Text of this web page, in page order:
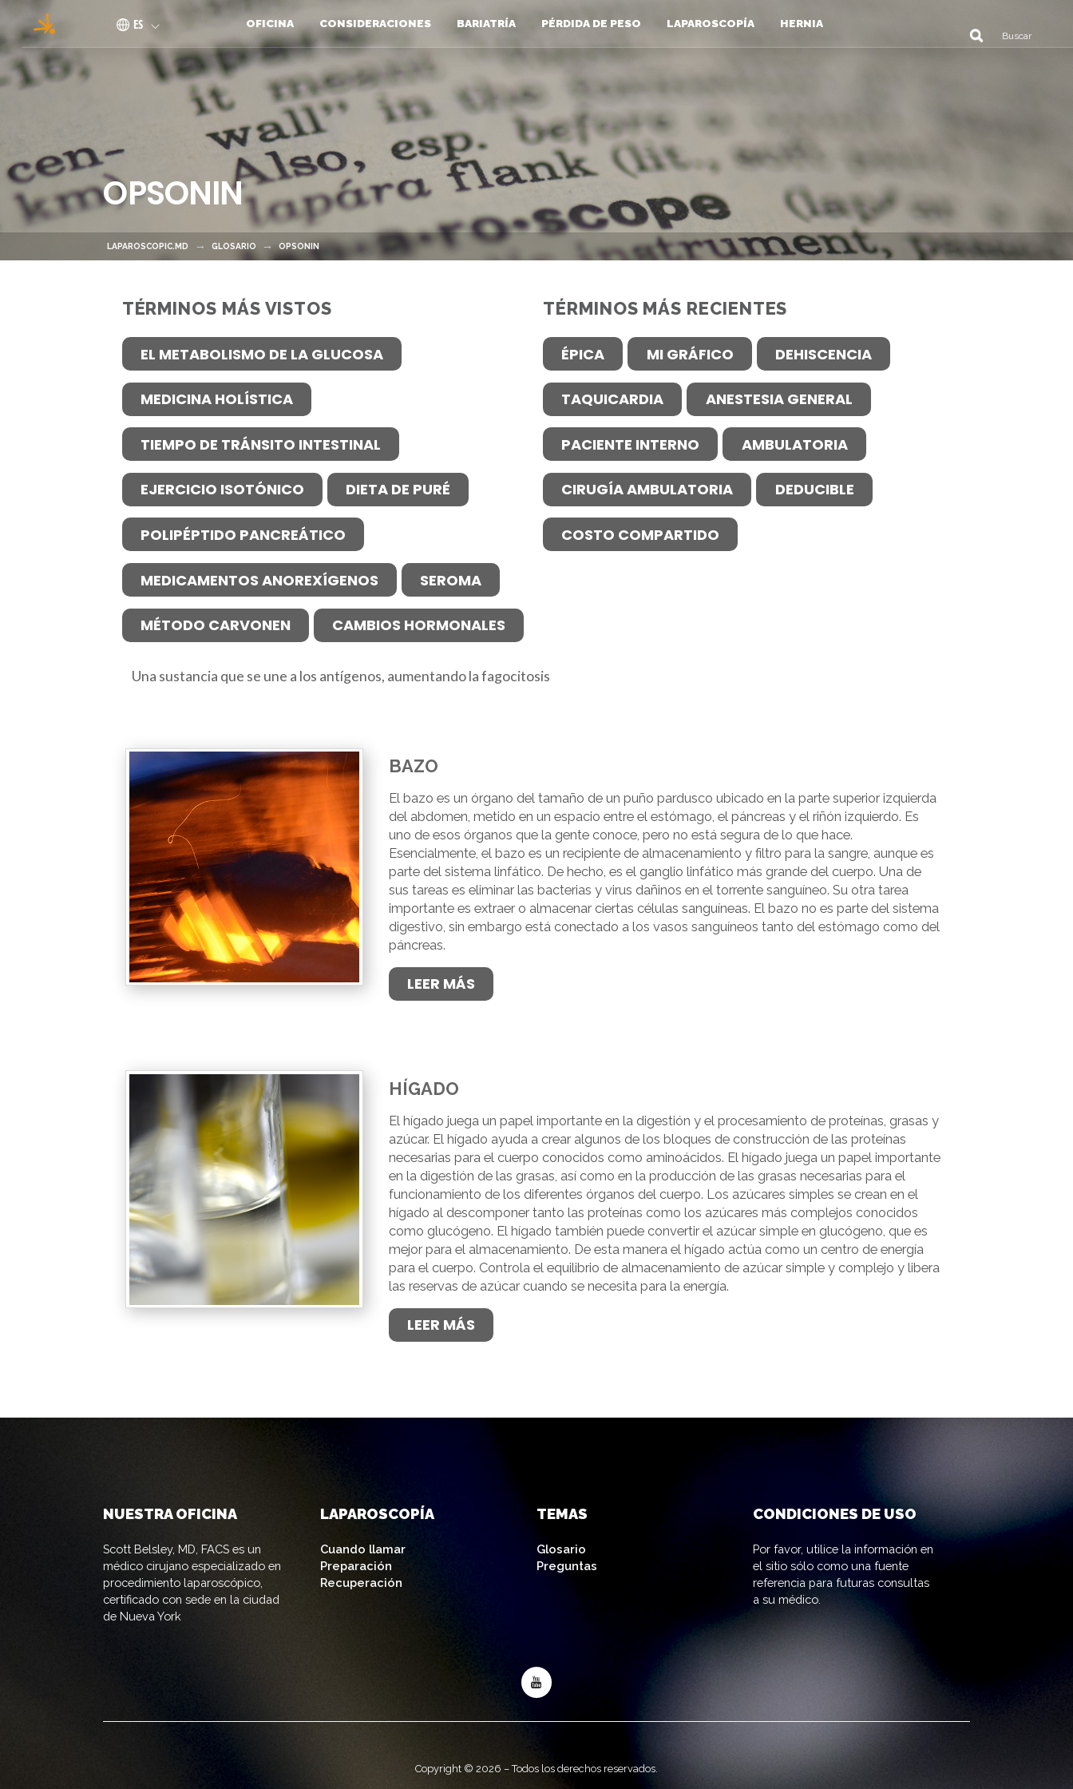
Pasar al contenido principal
ES OFICINA CONSIDERACIONES BARIATRÍA PÉRDIDA DE PESO LAPAROSCOPÍA HERNIA
OPSONIN
LAPAROSCOPIC.MD GLOSARIO OPSONIN
TÉRMINOS MÁS VISTOS
EL METABOLISMO DE LA GLUCOSA
MEDICINA HOLÍSTICA
TIEMPO DE TRÁNSITO INTESTINAL
EJERCICIO ISOTÓNICO DIETA DE PURÉ
POLIPÉPTIDO PANCREÁTICO
MEDICAMENTOS ANOREXÍGENOS SEROMA
MÉTODO CARVONEN CAMBIOS HORMONALES
TÉRMINOS MÁS RECIENTES
ÉPICA MI GRÁFICO DEHISCENCIA
TAQUICARDIA ANESTESIA GENERAL
PACIENTE INTERNO AMBULATORIA
CIRUGÍA AMBULATORIA DEDUCIBLE
COSTO COMPARTIDO
Una sustancia que se une a los antígenos, aumentando la fagocitosis
BAZO
El bazo es un órgano del tamaño de un puño pardusco ubicado en la parte superior izquierda
del abdomen, metido en un espacio entre el estómago, el páncreas y el riñón izquierdo. Es
uno de esos órganos que la gente conoce, pero no está segura de lo que hace.
Esencialmente, el bazo es un recipiente de almacenamiento y filtro para la sangre, aunque es
parte del sistema linfático. De hecho, es el ganglio linfático más grande del cuerpo. Una de
sus tareas es eliminar las bacterias y virus dañinos en el torrente sanguíneo. Su otra tarea
importante es extraer o almacenar ciertas células sanguíneas. El bazo no es parte del sistema
digestivo, sin embargo está conectado a los vasos sanguíneos tanto del estómago como del
páncreas.
LEER MÁS
HÍGADO
El hígado juega un papel importante en la digestión y el procesamiento de proteínas, grasas y
azúcar. El hígado ayuda a crear algunos de los bloques de construcción de las proteínas
necesarias para el cuerpo conocidos como aminoácidos. El hígado juega un papel importante
en la digestión de las grasas, así como en la producción de las grasas necesarias para el
funcionamiento de los diferentes órganos del cuerpo. Los azúcares simples se crean en el
hígado al descomponer tanto las proteínas como los azúcares más complejos conocidos
como glucógeno. El hígado también puede convertir el azúcar simple en glucógeno, que es
mejor para el almacenamiento. De esta manera el hígado actúa como un centro de energía
para el cuerpo. Controla el equilibrio de almacenamiento de azúcar simple y complejo y libera
las reservas de azúcar cuando se necesita para la energía.
LEER MÁS
NUESTRA OFICINA
Scott Belsley, MD, FACS es un
médico cirujano especializado en
procedimiento laparoscópico,
certificado con sede en la ciudad
de Nueva York
LAPAROSCOPÍA
Cuando llamar
Preparación
Recuperación
TEMAS
Glosario
Preguntas
CONDICIONES DE USO
Por favor, utilice la información en
el sitio sólo como una fuente
referencia para futuras consultas
a su médico.
Copyright © 2026 – Todos los derechos reservados.